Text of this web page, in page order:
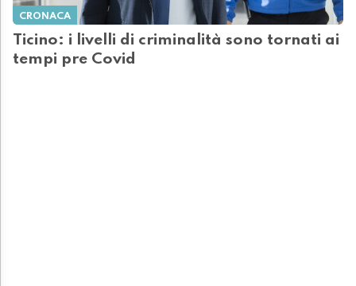
CRONACA
Ticino: i livelli di criminalità sono tornati ai
tempi pre Covid